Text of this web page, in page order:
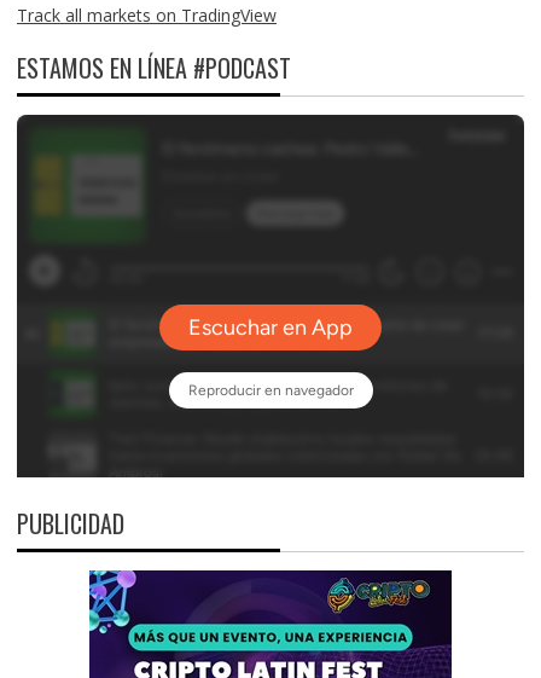
Track all markets on TradingView
ESTAMOS EN LÍNEA #PODCAST
PUBLICIDAD